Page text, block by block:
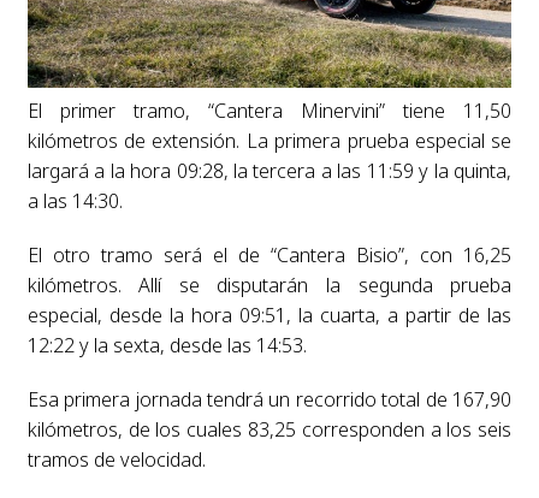
El primer tramo, “Cantera Minervini” tiene 11,50
kilómetros de extensión. La primera prueba especial se
largará a la hora 09:28, la tercera a las 11:59 y la quinta,
a las 14:30.
El otro tramo será el de “Cantera Bisio”, con 16,25
kilómetros. Allí se disputarán la segunda prueba
especial, desde la hora 09:51, la cuarta, a partir de las
12:22 y la sexta, desde las 14:53.
Esa primera jornada tendrá un recorrido total de 167,90
kilómetros, de los cuales 83,25 corresponden a los seis
tramos de velocidad.